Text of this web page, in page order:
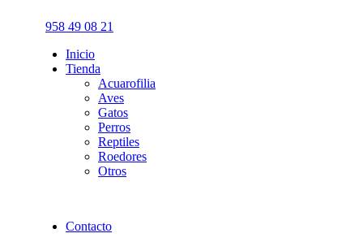
958 49 08 21
Inicio
Tienda
Acuarofilia
Aves
Gatos
Perros
Reptiles
Roedores
Otros
Contacto